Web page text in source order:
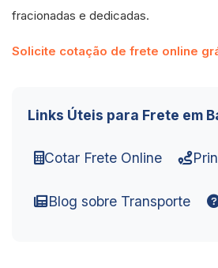
fracionadas e dedicadas.
Solicite cotação de frete online
Links Úteis para Frete em
Cotar Frete Online
Blog sobre Transporte